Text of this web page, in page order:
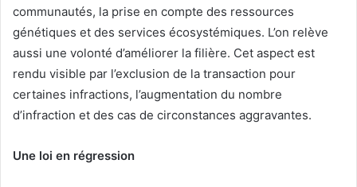
communautés, la prise en compte des ressources
génétiques et des services écosystémiques. L’on relève
aussi une volonté d’améliorer la filière. Cet aspect est
rendu visible par l’exclusion de la transaction pour
certaines infractions, l’augmentation du nombre
d’infraction et des cas de circonstances aggravantes.
Une loi en régression